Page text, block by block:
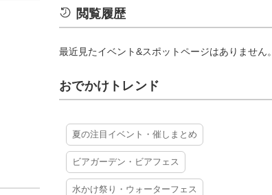
閲覧履歴
最近見たイベント&スポットページはありません。
おでかけトレンド
夏の注目イベント・催しまとめ
ビアガーデン・ビアフェス
水かけ祭り・ウォーターフェス